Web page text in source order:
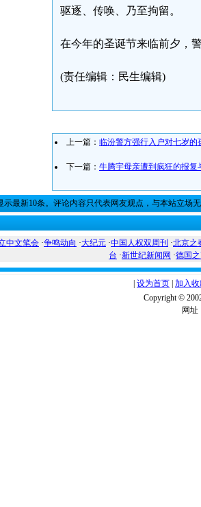
驱逐、传唤、乃至拘留。
在今年的圣诞节来临前夕，
(责任编辑：民生编辑)
上一篇： 临汾警方强行入户对七岁的
下一篇： 牛腾宇母亲遭到疯狂的报复
示最新10条。评论内容只代表网友观点，与本站立场
中文笔会 ·争鸣动向 ·大纪元 ·中国人权双周刊 ·北京之
台 ·新世纪新闻网 ·德国
设为首页 加入
Copyright ©
网址